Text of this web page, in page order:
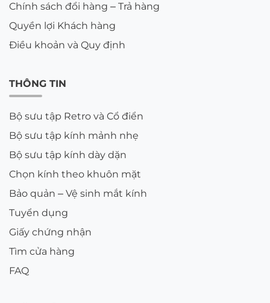
Chính sách đổi hàng – Trả hàng
Quyền lợi Khách hàng
Điều khoản và Quy định
THÔNG TIN
Bộ sưu tập Retro và Cổ điển
Bộ sưu tập kính mảnh nhẹ
Bộ sưu tập kính dày dặn
Chọn kính theo khuôn mặt
Bảo quản – Vệ sinh mắt kính
Tuyển dụng
Giấy chứng nhận
Tìm cửa hàng
FAQ